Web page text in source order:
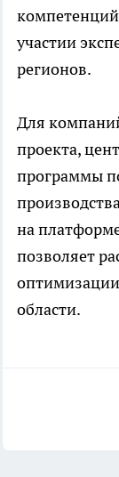
участии
регионов.
Для
проекта,
программы
на
позволяет
области.